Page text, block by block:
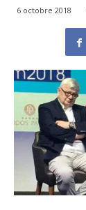
6 octobre 2018